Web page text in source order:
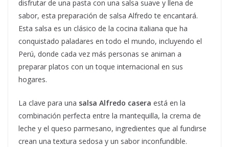
disfrutar de una pasta con una salsa suave y llena de
sabor, esta preparación de salsa Alfredo te encantará.
Esta salsa es un clásico de la cocina italiana que ha
conquistado paladares en todo el mundo, incluyendo el
Perú, donde cada vez más personas se animan a
preparar platos con un toque internacional en sus
hogares.
La clave para una salsa Alfredo casera está en la
combinación perfecta entre la mantequilla, la crema de
leche y el queso parmesano, ingredientes que al fundirse
crean una textura sedosa y un sabor inconfundible.